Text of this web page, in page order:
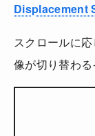
Displacement
スクロールに
像が切り替わる